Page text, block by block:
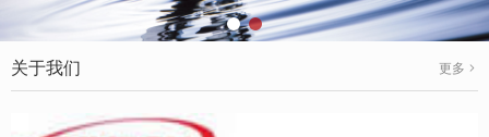
关于我们 更多